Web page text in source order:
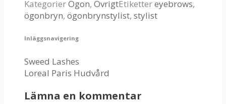
KategorierÖgon, ÖvrigtEtikettereyebrows,
ögonbryn, ögonbrynstylist, stylist
Inläggsnavigering
Sweed Lashes
Loreal Paris Hudvård
Lämna en kommentar